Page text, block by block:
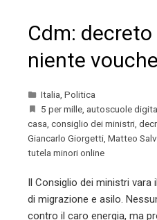
Cdm:
niente
Italia Politica
5 per mille autoscuole
casa consiglio dei ministri
Giancarlo Giorgetti Matteo
tutela minori online
Il Consiglio dei ministri
di migrazione e asilo.
contro il caro energia, ma